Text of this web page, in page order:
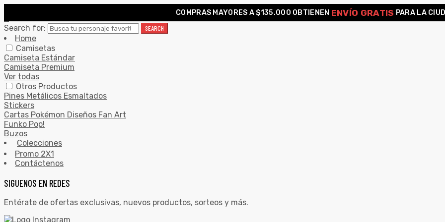
COMPRAS MAYORES A $135.000 OBTIENEN ENVÍO GRATIS PARA LA
Search for:
SEARCH
Home
Camisetas
Camiseta Estándar
Camiseta Premium
Ver todas
Otros Productos
Pines Metálicos Esmaltados
Stickers
Cartas Pokémon Diseños Fan Art
Funko Pop!
Buzos
Colecciones
Promo 2X1
Contáctenos
SIGUENOS EN REDES
Entérate de ofertas exclusivas, nuevos productos, sorteos y más.